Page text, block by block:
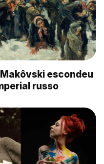
escondeu
russo